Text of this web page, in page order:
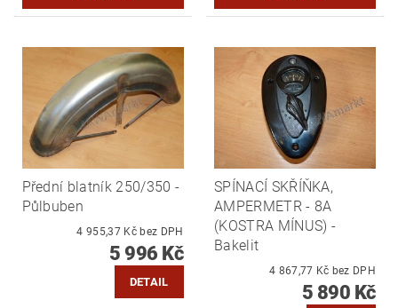
Přední blatník 250/350 -
Půlbuben
4 955,37 Kč bez DPH
5 996 Kč
DETAIL
SPÍNACÍ SKŘÍŇKA,
AMPERMETR - 8A
(KOSTRA MÍNUS) -
Bakelit
4 867,77 Kč bez DPH
5 890 Kč